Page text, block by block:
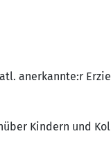
anerkannte:r
Kindern und